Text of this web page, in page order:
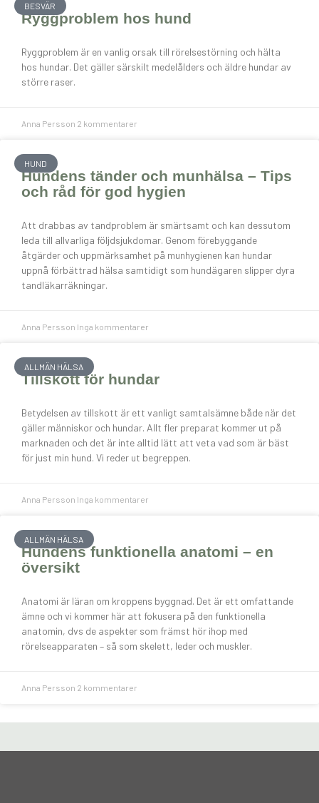
BESVÄR
Ryggproblem hos hund
Ryggproblem är en vanlig orsak till rörelsestörning och hälta
hos hundar. Det gäller särskilt medelålders och äldre hundar av
större raser.
Anna Persson 2 kommentarer
HUND
Hundens tänder och munhälsa – Tips
och råd för god hygien
Att drabbas av tandproblem är smärtsamt och kan dessutom
leda till allvarliga följdsjukdomar. Genom förebyggande
åtgärder och uppmärksamhet på munhygienen kan hundar
uppnå förbättrad hälsa samtidigt som hundägaren slipper dyra
tandläkarräkningar.
Anna Persson Inga kommentarer
ALLMÄN HÄLSA
Tillskott för hundar
Betydelsen av tillskott är ett vanligt samtalsämne både när det
gäller människor och hundar. Allt fler preparat kommer ut på
marknaden och det är inte alltid lätt att veta vad som är bäst
för just min hund. Vi reder ut begreppen.
Anna Persson Inga kommentarer
ALLMÄN HÄLSA
Hundens funktionella anatomi – en
översikt
Anatomi är läran om kroppens byggnad. Det är ett omfattande
ämne och vi kommer här att fokusera på den funktionella
anatomin, dvs de aspekter som främst hör ihop med
rörelseapparaten – så som skelett, leder och muskler.
Anna Persson 2 kommentarer